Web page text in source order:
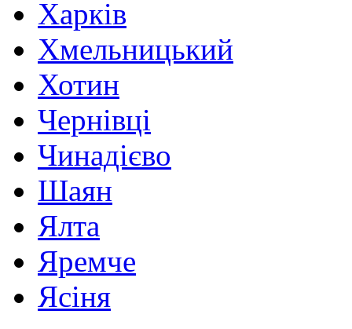
Харків
Хмельницький
Хотин
Чернівці
Чинадієво
Шаян
Ялта
Яремче
Ясіня